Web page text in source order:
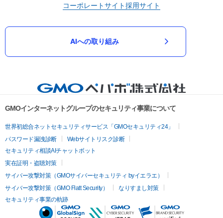
コーポレートサイト採用サイト
AIへの取り組み
GMOインターネットグループのセキュリティ事業について
世界初総合ネットセキュリティサービス「GMOセキュリティ24」
パスワード漏洩診断
Webサイトリスク診断
セキュリティ相談AIチャットボット
実在証明・盗聴対策
サイバー攻撃対策（GMOサイバーセキュリティ byイエラエ）
サイバー攻撃対策（GMO Flatt Security）
なりすまし対策
セキュリティ事業の軌跡